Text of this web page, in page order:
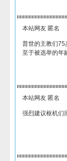
本站网友 匿名
普世的主教们75
至于被选举的年
本站网友 匿名
强烈建议枢机们